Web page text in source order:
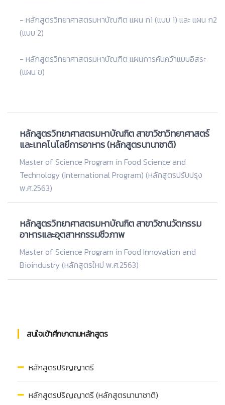
- หลักสูตรวิทยาศาสตรมหาบัณฑิต แผน ก1 (แบบ 1) และ แผน ก2
(แบบ 2)
- หลักสูตรวิทยาศาสตรมหาบัณฑิต แผนการค้นคว้าแบบอิสระ
(แผน ข)
หลักสูตรวิทยาศาสตรมหาบัณฑิต สาขาวิชาวิทยาศาสตร์
และเทคโนโลยีการอาหาร (หลักสูตรนานาชาติ)
Master of Science Program in Food Science and
Technology (International Program) (หลักสูตรปรับปรุง
พ.ศ.2563)
หลักสูตรวิทยาศาสตรมหาบัณฑิต สาขาวิชานวัตกรรม
อาหารและอุตสาหกรรมชีวภาพ
Master of Science Program in Food Innovation and
Bioindustry (หลักสูตรใหม่ พ.ศ.2563)
สนใจเข้าศึกษาตามหลักสูตร
หลักสูตรปริญญาตรี
หลักสูตรปริญญาตรี (หลักสูตรนานาชาติ)